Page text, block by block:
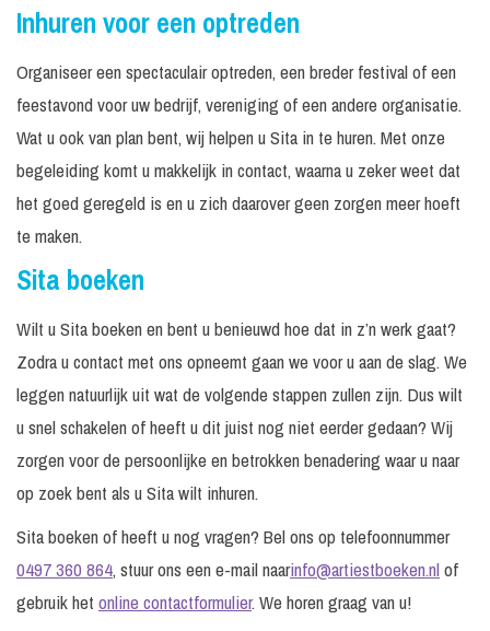
Inhuren voor een optreden
Organiseer een spectaculair optreden, een breder festival of een
feestavond voor uw bedrijf, vereniging of een andere organisatie.
Wat u ook van plan bent, wij helpen u Sita in te huren. Met onze
begeleiding komt u makkelijk in contact, waarna u zeker weet dat
het goed geregeld is en u zich daarover geen zorgen meer hoeft
te maken.
Sita boeken
Wilt u Sita boeken en bent u benieuwd hoe dat in z’n werk gaat?
Zodra u contact met ons opneemt gaan we voor u aan de slag. We
leggen natuurlijk uit wat de volgende stappen zullen zijn. Dus wilt
u snel schakelen of heeft u dit juist nog niet eerder gedaan? Wij
zorgen voor de persoonlijke en betrokken benadering waar u naar
op zoek bent als u Sita wilt inhuren.
Sita boeken of heeft u nog vragen? Bel ons op telefoonnummer
0497 360 864, stuur ons een e-mail naarinfo@artiestboeken.nlof
gebruik het online contactformulier. We horen graag van u!